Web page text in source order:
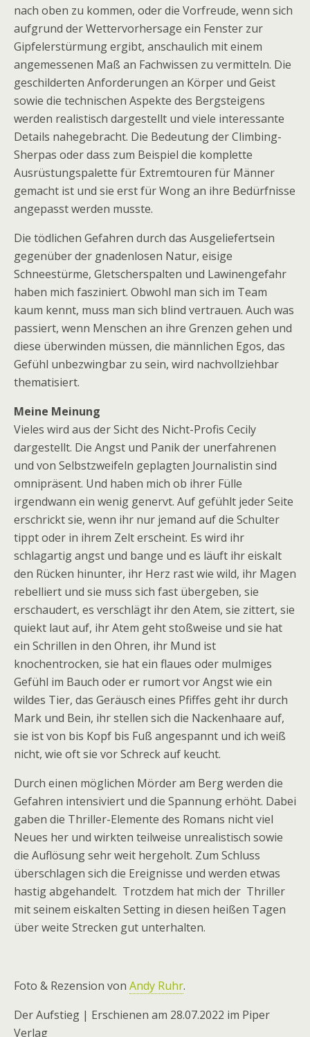
nach oben zu kommen, oder die Vorfreude, wenn sich
aufgrund der Wettervorhersage ein Fenster zur
Gipfelerstürmung ergibt, anschaulich mit einem
angemessenen Maß an Fachwissen zu vermitteln. Die
geschilderten Anforderungen an Körper und Geist
sowie die technischen Aspekte des Bergsteigens
werden realistisch dargestellt und viele interessante
Details nahegebracht. Die Bedeutung der Climbing-
Sherpas oder dass zum Beispiel die komplette
Ausrüstungspalette für Extremtouren für Männer
gemacht ist und sie erst für Wong an ihre Bedürfnisse
angepasst werden musste.
Die tödlichen Gefahren durch das Ausgeliefertsein
gegenüber der gnadenlosen Natur, eisige
Schneestürme, Gletscherspalten und Lawinengefahr
haben mich fasziniert. Obwohl man sich im Team
kaum kennt, muss man sich blind vertrauen. Auch was
passiert, wenn Menschen an ihre Grenzen gehen und
diese überwinden müssen, die männlichen Egos, das
Gefühl unbezwingbar zu sein, wird nachvollziehbar
thematisiert.
Meine Meinung
Vieles wird aus der Sicht des Nicht-Profis Cecily
dargestellt. Die Angst und Panik der unerfahrenen
und von Selbstzweifeln geplagten Journalistin sind
omnipräsent. Und haben mich ob ihrer Fülle
irgendwann ein wenig genervt. Auf gefühlt jeder Seite
erschrickt sie, wenn ihr nur jemand auf die Schulter
tippt oder in ihrem Zelt erscheint. Es wird ihr
schlagartig angst und bange und es läuft ihr eiskalt
den Rücken hinunter, ihr Herz rast wie wild, ihr Magen
rebelliert und sie muss sich fast übergeben, sie
erschaudert, es verschlägt ihr den Atem, sie zittert, sie
quiekt laut auf, ihr Atem geht stoßweise und sie hat
ein Schrillen in den Ohren, ihr Mund ist
knochentrocken, sie hat ein flaues oder mulmiges
Gefühl im Bauch oder er rumort vor Angst wie ein
wildes Tier, das Geräusch eines Pfiffes geht ihr durch
Mark und Bein, ihr stellen sich die Nackenhaare auf,
sie ist von bis Kopf bis Fuß angespannt und ich weiß
nicht, wie oft sie vor Schreck auf keucht.
Durch einen möglichen Mörder am Berg werden die
Gefahren intensiviert und die Spannung erhöht. Dabei
gaben die Thriller-Elemente des Romans nicht viel
Neues her und wirkten teilweise unrealistisch sowie
die Auflösung sehr weit hergeholt. Zum Schluss
überschlagen sich die Ereignisse und werden etwas
hastig abgehandelt. Trotzdem hat mich der Thriller
mit seinem eiskalten Setting in diesen heißen Tagen
über weite Strecken gut unterhalten.
Foto & Rezension von Andy Ruhr.
Der Aufstieg | Erschienen am 28.07.2022 im Piper
Verlag